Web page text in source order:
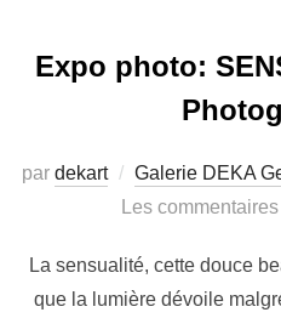
Expo photo:
par dekart Galerie DEKA
Les
La sensualité, cette douce
que la lumière dévoile